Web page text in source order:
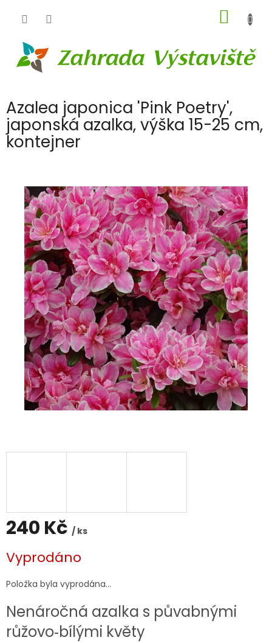
KOŠÍK
Azalea japonica 'Pink Poetry',
japonská azalka, výška 15-25 cm,
kontejner
240 Kč / ks
cena:
Vyprodáno
Položka byla vyprodána…
Nenáročná azalka s půvabnými
růžovo‑bílými květy